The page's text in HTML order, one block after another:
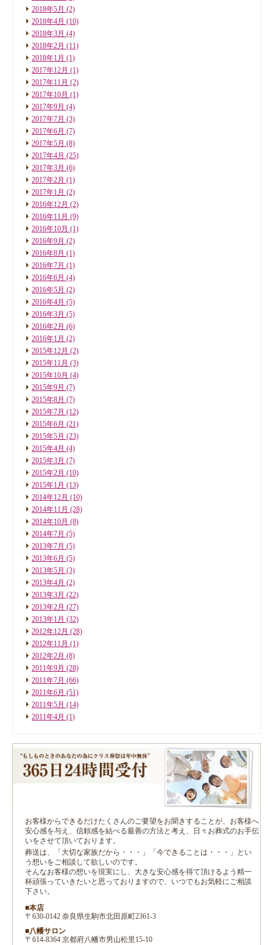
2018年5月 (2)
2018年4月 (10)
2018年3月 (4)
2018年2月 (11)
2018年1月 (1)
2017年12月 (1)
2017年11月 (2)
2017年10月 (1)
2017年9月 (4)
2017年7月 (3)
2017年6月 (7)
2017年5月 (8)
2017年4月 (25)
2017年3月 (6)
2017年2月 (1)
2017年1月 (2)
2016年12月 (2)
2016年11月 (9)
2016年10月 (1)
2016年9月 (2)
2016年8月 (1)
2016年7月 (1)
2016年6月 (4)
2016年5月 (2)
2016年4月 (5)
2016年3月 (5)
2016年2月 (6)
2016年1月 (2)
2015年12月 (2)
2015年11月 (3)
2015年10月 (4)
2015年9月 (7)
2015年8月 (7)
2015年7月 (12)
2015年6月 (21)
2015年5月 (23)
2015年4月 (4)
2015年3月 (7)
2015年2月 (10)
2015年1月 (13)
2014年12月 (10)
2014年11月 (28)
2014年10月 (8)
2014年7月 (5)
2013年7月 (5)
2013年6月 (5)
2013年5月 (3)
2013年4月 (2)
2013年3月 (22)
2013年2月 (27)
2013年1月 (32)
2012年12月 (28)
2012年11月 (1)
2012年2月 (8)
2011年9月 (28)
2011年7月 (66)
2011年6月 (51)
2011年5月 (14)
2011年4月 (1)
お客様からできるだけたくさんのご要望をお聞きすることが、お客様へ
安心感を与え、信頼感を結べる最善の方法と考え、日々お葬式のお手伝
いをさせて頂いております。
葬送は、「大切な家族だから・・・」「今できることは・・・」とい
う想いをご相談して欲しいのです。
そんなお客様の想いを現実にし、大きな安心感を得て頂けるよう精一
杯頑張っていきたいと思っておりますので、いつでもお気軽にご相談
下さい。
■本店
〒630-0142 奈良県生駒市北田原町2361-3
■八幡サロン
〒614-8364 京都府八幡市男山松里15-10